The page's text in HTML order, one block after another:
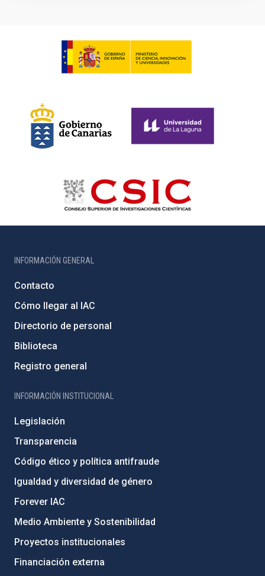
INFORMACIÓN GENERAL
Contacto
Cómo llegar al IAC
Directorio de personal
Biblioteca
Registro general
INFORMACIÓN INSTITUCIONAL
Legislación
Transparencia
Código ético y política antifraude
Igualdad y diversidad de género
Forever IAC
Medio Ambiente y Sostenibilidad
Proyectos institucionales
Financiación externa